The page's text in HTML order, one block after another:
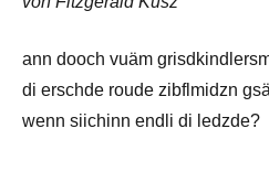
ann dooch vuäm
di erschde roude zibflmidzn
wenn siichinn endli di ledzde?